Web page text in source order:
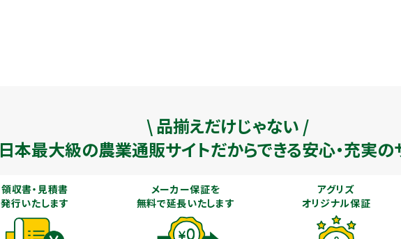
\ 品揃えだけじゃない /
日本最大級の農業通販サイトだからできる安心・充実の
領収書・見積書
発行いたします
メーカー保証を
無料で延長いたします
アグリズ
オリジナル保証